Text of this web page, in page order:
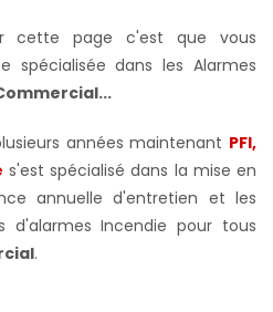
cette page c'est que vous
spécialisée dans les Alarmes
années maintenant PFI,
s'est spécialisé dans la mise en
annuelle d'entretien et les
d'alarmes Incendie pour tous
.